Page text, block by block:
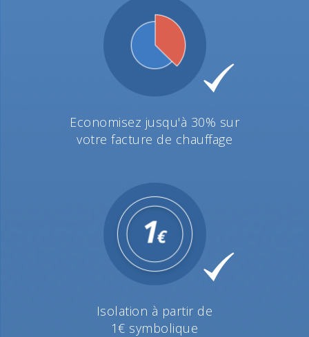
Economisez jusqu'à 30% sur
votre facture de chauffage
Isolation à partir de
1€ symbolique